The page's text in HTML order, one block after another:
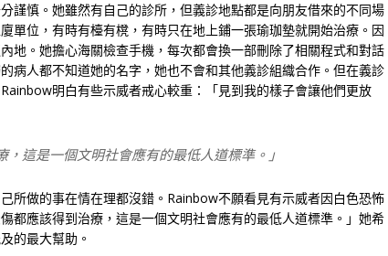
謹慎。她雖然有自己的診所，但義診地點都是向朋友借來的不同場
單位，有時有檯有櫈，有時只在地上鋪一張瑜珈墊就開始治療。因
地。她擔心海關檢查手機，每次都會換一部刪除了相關程式和對話
病人都不知道她的名字，她也不會和其他義診組織合作。但在義診
明白有些示威者戒心較重：「見到我的樣子會讓他們更放
，這是一個文明社會應有的最低人道標準。」
所做的事在情在理都沒錯。Rainbow不願看見有示威者因白色恐怖
都應該得到治療，這是一個文明社會應有的最低人道標準。」她希
的最大幫助。